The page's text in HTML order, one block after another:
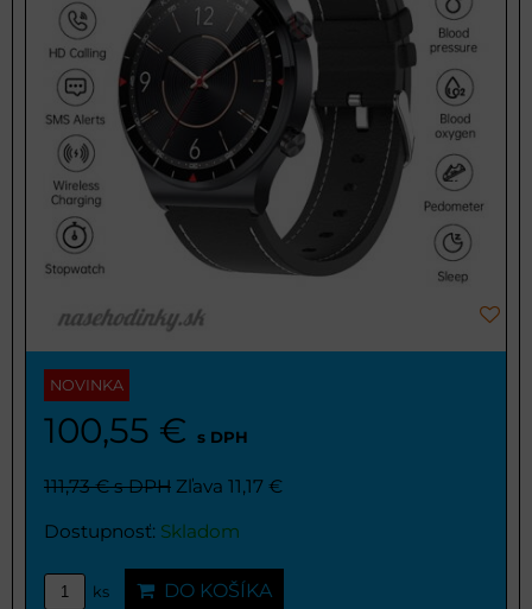
NOVINKA
100,55 € s DPH
111,73 €s DPH Zľava 11,17 €
Dostupnosť: Skladom
ks DO KOŠÍKA